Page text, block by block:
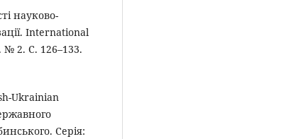
науково-
International
№ 2. С. 126–133.
Ukrainian
Серія: